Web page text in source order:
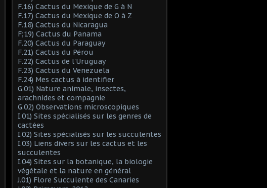
F.16) Cactus du Mexique de G à N
F.17) Cactus du Mexique de O à Z
F.18) Cactus du Nicaragua
F;19) Cactus du Panama
F.20) Cactus du Paraguay
F.21) Cactus du Pérou
F.22) Cactus de l'Uruguay
F.23) Cactus du Venezuela
F.24) Mes cactus à identifier
G.01) Nature animale, insectes,
arachnides et compagnie
G.02) Observations microscopiques
I.01) Sites spécialisés sur les genres de
cactées
I.02) Sites spécialisés sur les succulentes
I.03) Liens divers sur les cactus et les
succulentes
I.04) Sites sur la botanique, la biologie
végétale et la nature en général
J.01) Flore Succulente des Canaries